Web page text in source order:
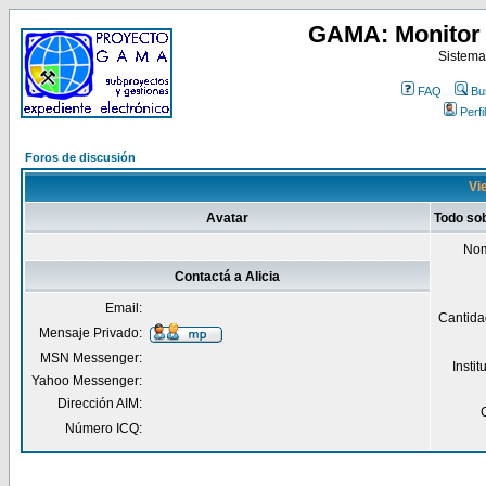
GAMA:
FAQ
Perfil
Foros de discusión
Avatar Todo
Contactá a Alicia
Email:
Mensaje Privado:
MSN Messenger:
Yahoo Messenger:
Dirección AIM:
Número ICQ: